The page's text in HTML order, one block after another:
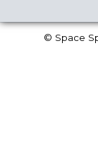
© Space